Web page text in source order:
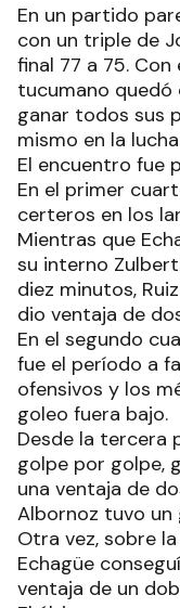
En un partido
con un triple de
final 77 a 75.
tucumano quedó
ganar todos sus
mismo en la
El encuentro fue
En el primer
certeros en los
Mientras que
su interno
diez minutos,
dio ventaja de
En el segundo
fue el período a
ofensivos y los
goleo fuera bajo.
Desde la tercera
golpe por golpe,
una ventaja de
Albornoz tuvo un
Otra vez, sobre
Echagüe
ventaja de un